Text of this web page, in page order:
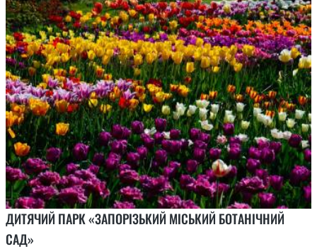
ДИТЯЧИЙ ПАРК «ЗАПОРІЗЬКИЙ МІСЬКИЙ БОТАНІЧНИЙ
САД»